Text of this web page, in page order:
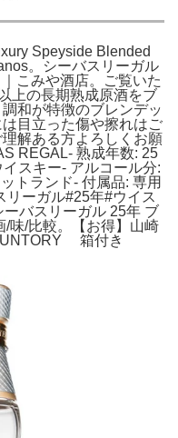
Speyside Blended
。シーバスリーガル
こみや酒店。ご覧いた
上の長期熟成原酒をブ
和が特徴のブレンデッ
目立った傷や擦れはご
解ある方よろしくお願
REGAL- 熟成年数: 25
スキー- アルコール分:
トランド- 付属品: 専用
リーガル#25年#ウイス
バスリーガル 25年 ブ
/味/比較。【お得】山崎
箱付き